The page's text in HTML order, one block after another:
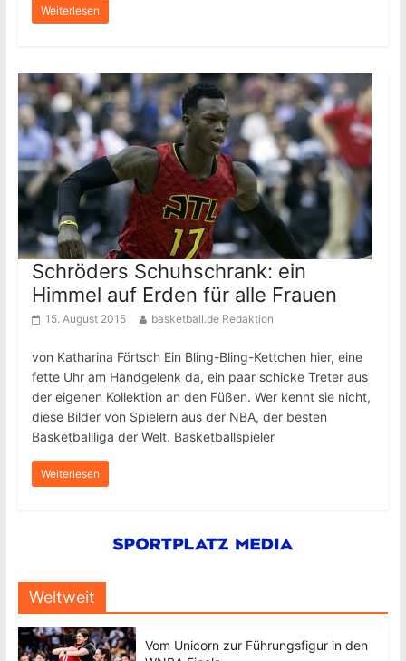
Weiterlesen
Schröders Schuhschrank: ein
Himmel auf Erden für alle Frauen
15. August 2015 basketball.de Redaktion
von Katharina Förtsch Ein Bling-Bling-Kettchen hier, eine
fette Uhr am Handgelenk da, ein paar schicke Treter aus
der eigenen Kollektion an den Füßen. Wer kennt sie nicht,
diese Bilder von Spielern aus der NBA, der besten
Basketballliga der Welt. Basketballspieler
Weiterlesen
Weltweit
Vom Unicorn zur Führungsfigur in den